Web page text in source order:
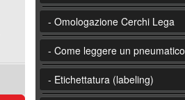
- Omologazione Cerchi Lega
- Come leggere un pneumatico
- Etichettatura (labeling)